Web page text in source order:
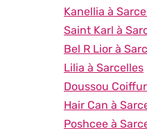
Kanellia à
Saint Karl à
Bel R Lior à
Lilia à Sarcelles
Doussou
Hair Can à
Poshcee à